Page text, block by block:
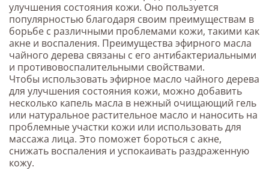
улучшения состояния кожи. Оно пользуется
популярностью благодаря своим преимуществам в
борьбе с различными проблемами кожи, такими как
акне и воспаления. Преимущества эфирного масла
чайного дерева связаны с его антибактериальными
и противовоспалительными свойствами.
Чтобы использовать эфирное масло чайного дерева
для улучшения состояния кожи, можно добавить
несколько капель масла в нежный очищающий гель
или натуральное растительное масло и наносить на
проблемные участки кожи или использовать для
массажа лица. Это поможет бороться с акне,
снижать воспаления и успокаивать раздраженную
кожу.